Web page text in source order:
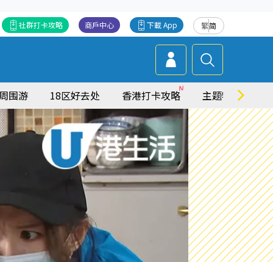
繁简
下載 App
商戶中心
社群打卡攻略
围游 18区好去处 香港打卡攻略 主题特集